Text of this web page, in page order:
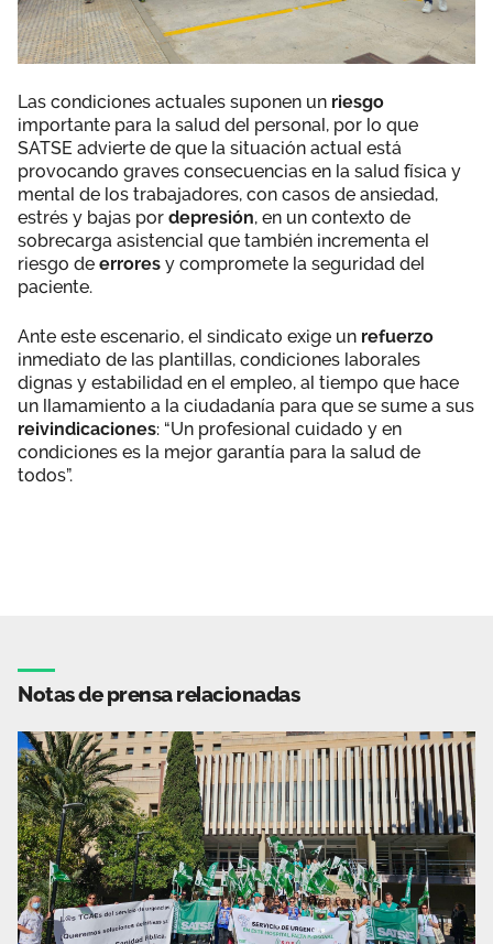
Las condiciones actuales suponen un riesgo
importante para la salud del personal, por lo que
SATSE advierte de que la situación actual está
provocando graves consecuencias en la salud física y
mental de los trabajadores, con casos de ansiedad,
estrés y bajas por depresión, en un contexto de
sobrecarga asistencial que también incrementa el
riesgo de errores y compromete la seguridad del
paciente.
Ante este escenario, el sindicato exige un refuerzo
inmediato de las plantillas, condiciones laborales
dignas y estabilidad en el empleo, al tiempo que hace
un llamamiento a la ciudadanía para que se sume a sus
reivindicaciones: “Un profesional cuidado y en
condiciones es la mejor garantía para la salud de
todos”.
Notas de prensa relacionadas